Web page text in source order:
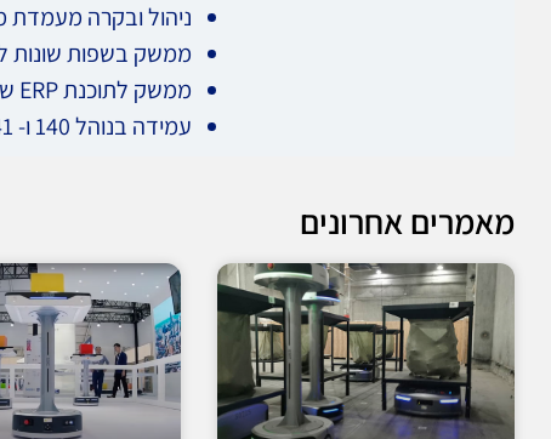
ניהול ובקרה
ממשק בשפות שונות
ממשק לתוכנת ERP של בית החולים
עמידה בנוהל 140 ו- 141 של משרד הבריאות
מאמרים אחרונים